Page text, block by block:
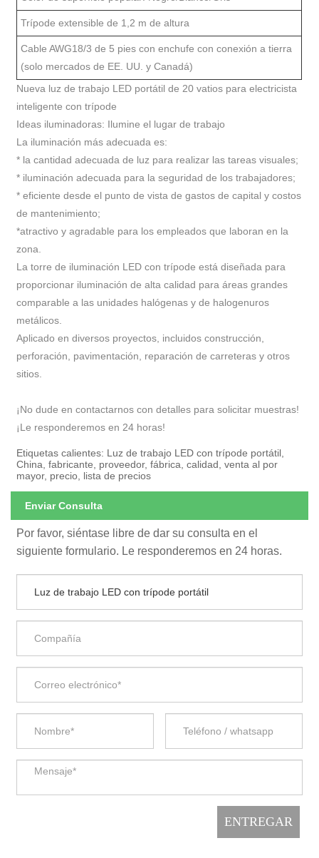
Trípode extensible de 1,2 m de altura
Cable AWG18/3 de 5 pies con enchufe con conexión a tierra
(solo mercados de EE. UU. y Canadá)
Nueva luz de trabajo LED portátil de 20 vatios para electricista
inteligente con trípode
Ideas iluminadoras: Ilumine el lugar de trabajo
La iluminación más adecuada es:
* la cantidad adecuada de luz para realizar las tareas visuales;
* iluminación adecuada para la seguridad de los trabajadores;
* eficiente desde el punto de vista de gastos de capital y costos
de mantenimiento;
*atractivo y agradable para los empleados que laboran en la
zona.
La torre de iluminación LED con trípode está diseñada para
proporcionar iluminación de alta calidad para áreas grandes
comparable a las unidades halógenas y de halogenuros
metálicos.
Aplicado en diversos proyectos, incluidos construcción,
perforación, pavimentación, reparación de carreteras y otros
sitios.
¡No dude en contactarnos con detalles para solicitar muestras!
¡Le responderemos en 24 horas!
Etiquetas calientes: Luz de trabajo LED con trípode portátil,
China, fabricante, proveedor, fábrica, calidad, venta al por
mayor, precio, lista de precios
Enviar Consulta
Por favor, siéntase libre de dar su consulta en el
siguiente formulario. Le responderemos en 24 horas.